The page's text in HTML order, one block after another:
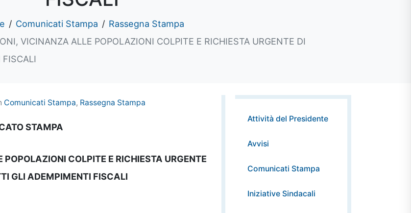
Comunicati Stampa
Rassegna Stampa
VICINANZA ALLE POPOLAZIONI COLPITE E RICHIESTA URGENTE DI
Comunicati Stampa, Rassegna Stampa
STAMPA
COLPITE E RICHIESTA URGENTE
GLI ADEMPIMENTI FISCALI
Attività del Presidente
Avvisi
Comunicati Stampa
Iniziative Sindacali